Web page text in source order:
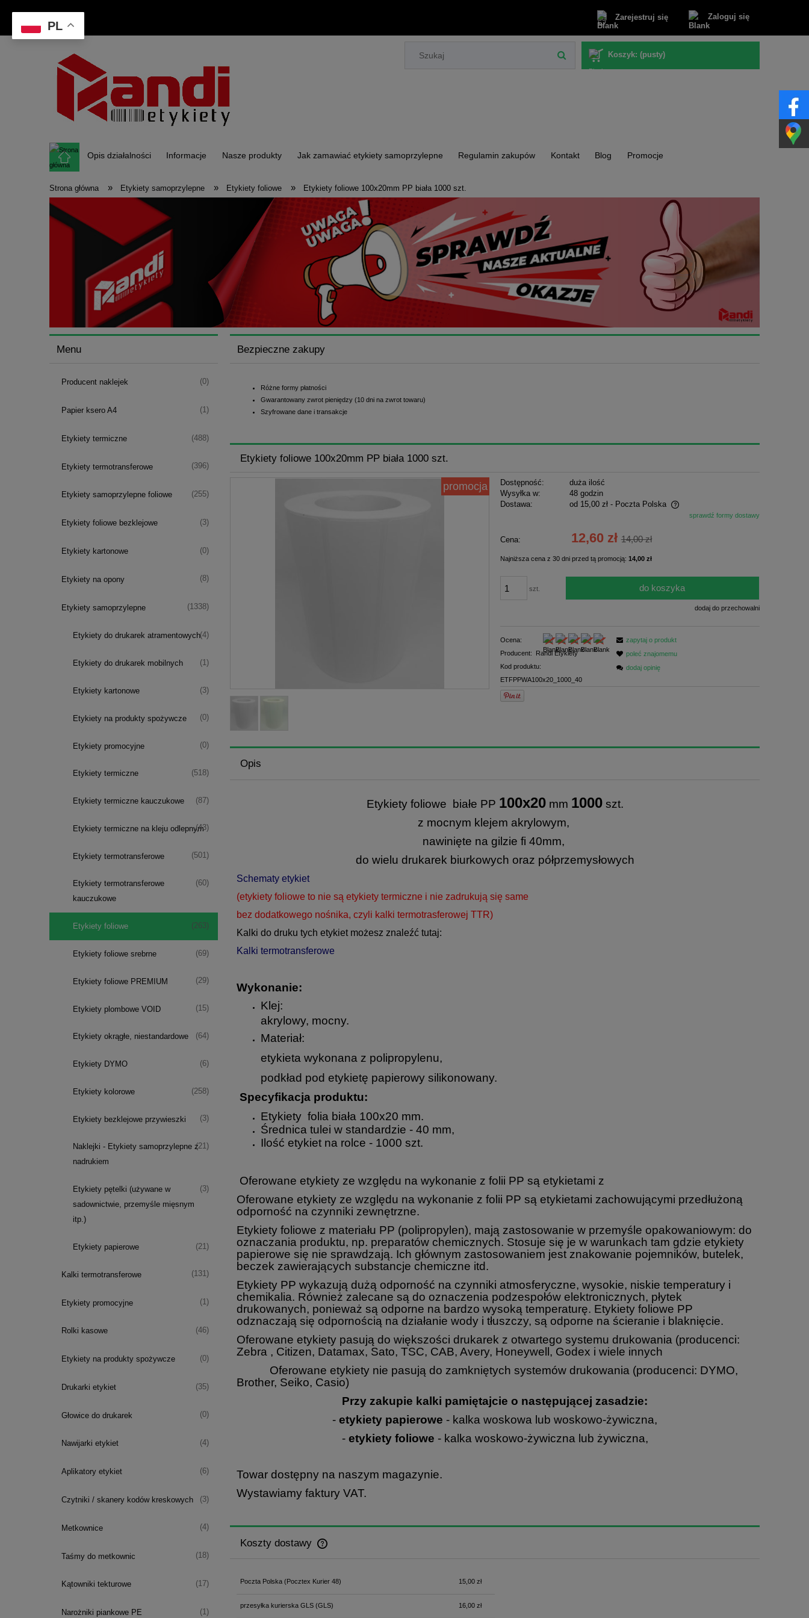
Zarejestruj się Zaloguj się
Koszyk: (pusty)
Opis działalności Informacje Nasze produkty Jak zamawiać etykiety samoprzylepne Regulamin zakupów Kontakt Blog Promocje
Strona główna » Etykiety samoprzylepne » Etykiety foliowe » Etykiety foliowe 100x20mm PP biała 1000 szt.
Menu
Producent naklejek (0)
Papier ksero A4 (1)
Etykiety termiczne (488)
Etykiety termotransferowe (396)
Etykiety samoprzylepne foliowe (255)
Etykiety foliowe bezklejowe (3)
Etykiety kartonowe (0)
Etykiety na opony (8)
Etykiety samoprzylepne (1338)
Etykiety do drukarek atramentowych(4)
Etykiety do drukarek mobilnych (1)
Etykiety kartonowe (3)
Etykiety na produkty spożywcze (0)
Etykiety promocyjne (0)
Etykiety termiczne (518)
Etykiety termiczne kauczukowe (87)
Etykiety termiczne na kleju odlepnym
(43)
Etykiety termotransferowe (501)
Etykiety termotransferowe
kauczukowe
(60)
Etykiety foliowe (263)
Etykiety foliowe srebrne (69)
Etykiety foliowe PREMIUM (29)
Etykiety plombowe VOID (15)
Etykiety okrągłe, niestandardowe (64)
Etykiety DYMO (6)
Etykiety kolorowe (258)
Etykiety bezklejowe przywieszki (3)
Naklejki - Etykiety samoprzylepne z
nadrukiem
(21)
Etykiety pętelki (używane w
sadownictwie, przemyśle mięsnym
itp.)
(3)
Etykiety papierowe (21)
Kalki termotransferowe (131)
Etykiety promocyjne (1)
Rolki kasowe (46)
Etykiety na produkty spożywcze (0)
Drukarki etykiet (35)
Głowice do drukarek (0)
Nawijarki etykiet (4)
Aplikatory etykiet (6)
Czytniki / skanery kodów kreskowych (3)
Metkownice (4)
Taśmy do metkownic (18)
Kątowniki tekturowe (17)
Narożniki piankowe PE (1)
Bezpieczne zakupy
Różne formy płatności
Gwarantowany zwrot pieniędzy (10 dni na zwrot towaru)
Szyfrowane dane i transakcje
Etykiety foliowe 100x20mm PP biała 1000 szt.
promocja Dostępność:
duża ilość
Wysyłka w:
48 godzin
Dostawa:
od 15,00 zł - Poczta Polska
Cena nie zawiera ewentualnych kosztów
płatności
sprawdź formy dostawy
Cena: 12,60 zł 14,00 zł
Najniższa cena z 30 dni przed tą promocją:14,00 zł
szt. do koszyka
dodaj do przechowalni
Ocena:
Producent:
Randi Etykiety
Kod produktu:
ETFPPWA100x20_1000_40
zapytaj o produkt
poleć znajomemu
dodaj opinię
Opis
Etykiety foliowe białe PP 100x20mm 1000szt.
z mocnym klejem akrylowym,
nawinięte na gilzie fi 40mm,
do wielu drukarek biurkowych oraz półprzemysłowych
Schematy etykiet
(etykiety foliowe to nie są etykiety termiczne i nie zadrukują się same
bez dodatkowego nośnika, czyli kalki termotrasferowej TTR)
Kalki do druku tych etykiet możesz znaleźć tutaj:
Kalki termotransferowe
Wykonanie:
Klej:
akrylowy, mocny.
Materiał:
etykieta wykonana z polipropylenu,
podkład pod etykietę papierowy silikonowany.
Specyfikacja produktu:
Etykiety folia biała 100x20 mm.
Średnica tulei w standardzie - 40 mm,
Ilość etykiet na rolce - 1000 szt.
Oferowane etykiety ze względu na wykonanie z folii PP są etykietami z
Oferowane etykiety ze względu na wykonanie z folii PP są etykietami zachowującymi przedłużoną
odporność na czynniki zewnętrzne.
Etykiety foliowe z materiału PP (polipropylen), mają zastosowanie w przemyśle opakowaniowym: do
oznaczania produktu, np. preparatów chemicznych. Stosuje się je w warunkach tam gdzie etykiety
papierowe się nie sprawdzają. Ich głównym zastosowaniem jest znakowanie pojemników, butelek,
beczek zawierających substancje chemiczne itd.
Etykiety PP wykazują dużą odporność na czynniki atmosferyczne, wysokie, niskie temperatury i
chemikalia. Również zalecane są do oznaczenia podzespołów elektronicznych, płytek
drukowanych, ponieważ są odporne na bardzo wysoką temperaturę. Etykiety foliowe PP
odznaczają się odpornością na działanie wody i tłuszczy, są odporne na ścieranie i blaknięcie.
Oferowane etykiety pasują do większości drukarek z otwartego systemu drukowania (producenci:
Zebra , Citizen, Datamax, Sato, TSC, CAB, Avery, Honeywell, Godex i wiele innych
Oferowane etykiety nie pasują do zamkniętych systemów drukowania (producenci: DYMO,
Brother, Seiko, Casio)
Przy zakupie kalki pamiętajcie o następującej zasadzie:
- etykiety papierowe - kalka woskowa lub woskowo-żywiczna,
- etykiety foliowe - kalka woskowo-żywiczna lub żywiczna,
Towar dostępny na naszym magazynie.
Wystawiamy faktury VAT.
Koszty dostawy
płatności
Poczta Polska(Pocztex Kurier 48) 15,00 zł
przesyłka kurierska GLS(GLS) 16,00 zł
PL